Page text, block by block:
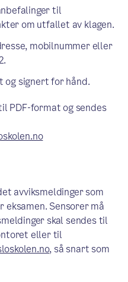
til
om utfallet av klagen.
mobilnummer eller
signert for hånd.
PDF-format og sendes
avviksmeldinger som
eksamen. Sensorer må
skal sendes til
eller til
, så snart som